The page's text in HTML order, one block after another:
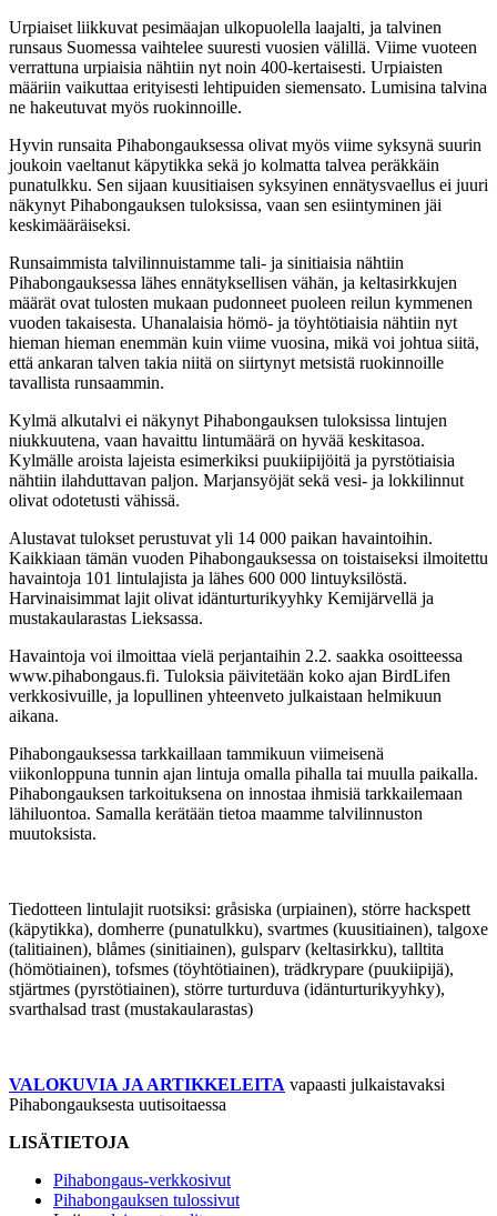
Urpiaiset liikkuvat pesimäajan ulkopuolella laajalti, ja talvinen
runsaus Suomessa vaihtelee suuresti vuosien välillä. Viime vuoteen
verrattuna urpiaisia nähtiin nyt noin 400-kertaisesti. Urpiaisten
määriin vaikuttaa erityisesti lehtipuiden siemensato. Lumisina talvina
ne hakeutuvat myös ruokinnoille.
Hyvin runsaita Pihabongauksessa olivat myös viime syksynä suurin
joukoin vaeltanut käpytikka sekä jo kolmatta talvea peräkkäin
punatulkku. Sen sijaan kuusitiaisen syksyinen ennätysvaellus ei juuri
näkynyt Pihabongauksen tuloksissa, vaan sen esiintyminen jäi
keskimääräiseksi.
Runsaimmista talvilinnuistamme tali- ja sinitiaisia nähtiin
Pihabongauksessa lähes ennätyksellisen vähän, ja keltasirkkujen
määrät ovat tulosten mukaan pudonneet puoleen reilun kymmenen
vuoden takaisesta. Uhanalaisia hömö- ja töyhtötiaisia nähtiin nyt
hieman hieman enemmän kuin viime vuosina, mikä voi johtua siitä,
että ankaran talven takia niitä on siirtynyt metsistä ruokinnoille
tavallista runsaammin.
Kylmä alkutalvi ei näkynyt Pihabongauksen tuloksissa lintujen
niukkuutena, vaan havaittu lintumäärä on hyvää keskitasoa.
Kylmälle aroista lajeista esimerkiksi puukiipijöitä ja pyrstötiaisia
nähtiin ilahduttavan paljon. Marjansyöjät sekä vesi- ja lokkilinnut
olivat odotetusti vähissä.
Alustavat tulokset perustuvat yli 14 000 paikan havaintoihin.
Kaikkiaan tämän vuoden Pihabongauksessa on toistaiseksi ilmoitettu
havaintoja 101 lintulajista ja lähes 600 000 lintuyksilöstä.
Harvinaisimmat lajit olivat idänturturikyyhky Kemijärvellä ja
mustakaularastas Lieksassa.
Havaintoja voi ilmoittaa vielä perjantaihin 2.2. saakka osoitteessa
www.pihabongaus.fi. Tuloksia päivitetään koko ajan BirdLifen
verkkosivuille, ja lopullinen yhteenveto julkaistaan helmikuun
aikana.
Pihabongauksessa tarkkaillaan tammikuun viimeisenä
viikonloppuna tunnin ajan lintuja omalla pihalla tai muulla paikalla.
Pihabongauksen tarkoituksena on innostaa ihmisiä tarkkailemaan
lähiluontoa. Samalla kerätään tietoa maamme talvilinnuston
muutoksista.
Tiedotteen lintulajit ruotsiksi: gråsiska (urpiainen), större hackspett
(käpytikka), domherre (punatulkku), svartmes (kuusitiainen), talgoxe
(talitiainen), blåmes (sinitiainen), gulsparv (keltasirkku), talltita
(hömötiainen), tofsmes (töyhtötiainen), trädkrypare (puukiipijä),
stjärtmes (pyrstötiainen), större turturduva (idänturturikyyhky),
svarthalsad trast (mustakaularastas)
VALOKUVIA JA ARTIKKELEITA vapaasti julkaistavaksi
Pihabongauksesta uutisoitaessa
LISÄTIETOJA
Pihabongaus-verkkosivut
Pihabongauksen tulossivut